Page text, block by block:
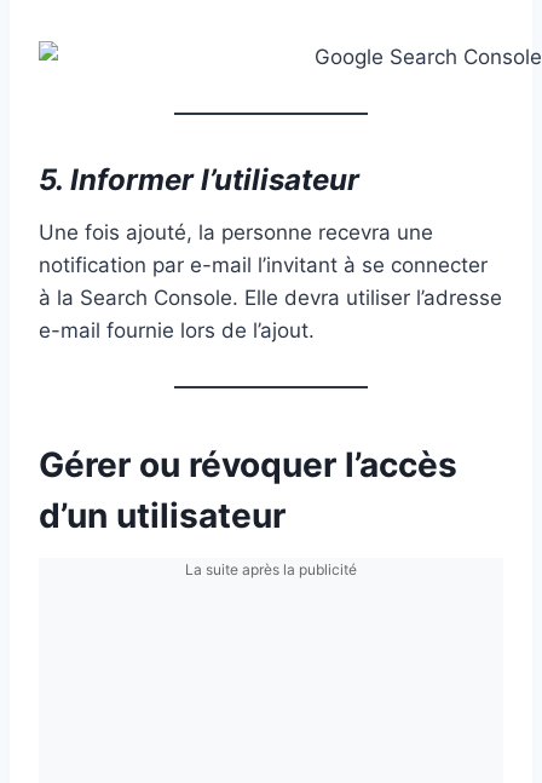
5. Informer l’utilisateur
Une fois ajouté, la personne recevra une
notification par e-mail l’invitant à se connecter
à la Search Console. Elle devra utiliser l’adresse
e-mail fournie lors de l’ajout.
Gérer ou révoquer l’accès
d’un utilisateur
La suite après la publicité